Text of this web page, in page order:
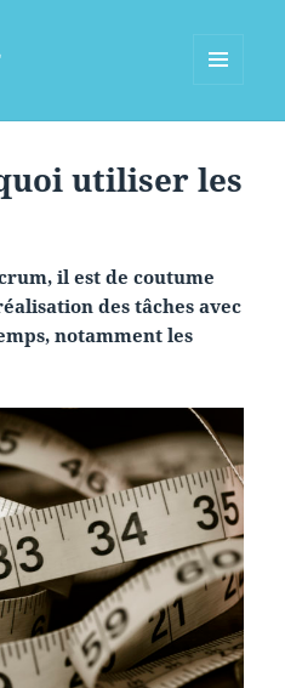
utiliser les
il est de coutume
des tâches avec
notamment les